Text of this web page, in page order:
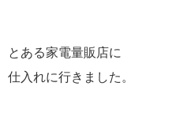
とある家電量販店に
仕入れに行きました。